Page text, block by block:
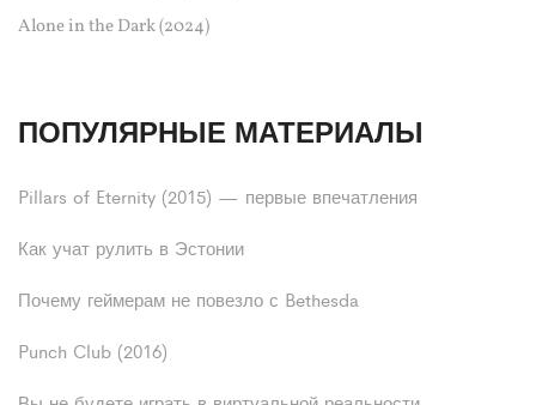
Alone in the Dark (2024)
ПОПУЛЯРНЫЕ МАТЕРИАЛЫ
Pillars of Eternity (2015) — первые впечатления
Как учат рулить в Эстонии
Почему геймерам не повезло с Bethesda
Punch Club (2016)